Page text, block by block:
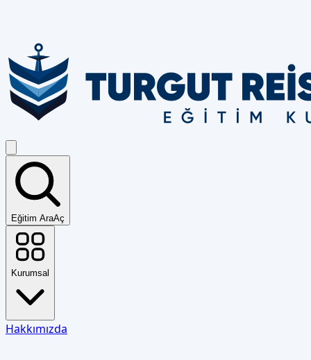
Eğitim AraAç
Kurumsal
Hakkımızda